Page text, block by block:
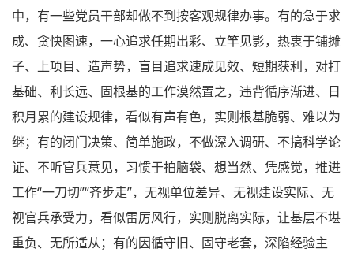
中，有一些党员干部却做不到按客观规律办事。有的急于求
成、贪快图速，一心追求任期出彩、立竿见影，热衷于铺摊
子、上项目、造声势，盲目追求速成见效、短期获利，对打
基础、利长远、固根基的工作漠然置之，违背循序渐进、日
积月累的建设规律，看似有声有色，实则根基脆弱、难以为
继；有的闭门决策、简单施政，不做深入调研、不搞科学论
证、不听官兵意见，习惯于拍脑袋、想当然、凭感觉，推进
工作“一刀切”“齐步走”，无视单位差异、无视建设实际、无
视官兵承受力，看似雷厉风行，实则脱离实际，让基层不堪
重负、无所适从；有的因循守旧、固守老套，深陷经验主